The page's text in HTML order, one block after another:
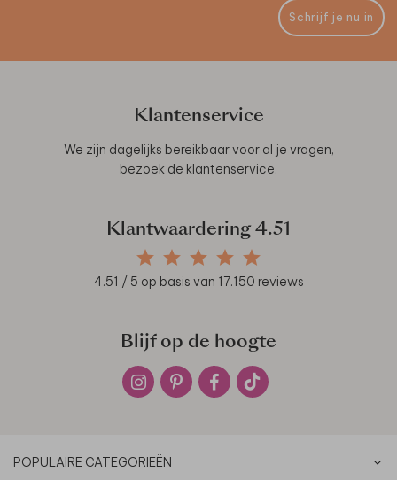
Schrijf je nu in
Klantenservice
We zijn dagelijks bereikbaar voor al je vragen,
bezoek de klantenservice.
Klantwaardering 4.51
4.51 / 5 op basis van 17.150 reviews
Blijf op de hoogte
POPULAIRE CATEGORIEËN